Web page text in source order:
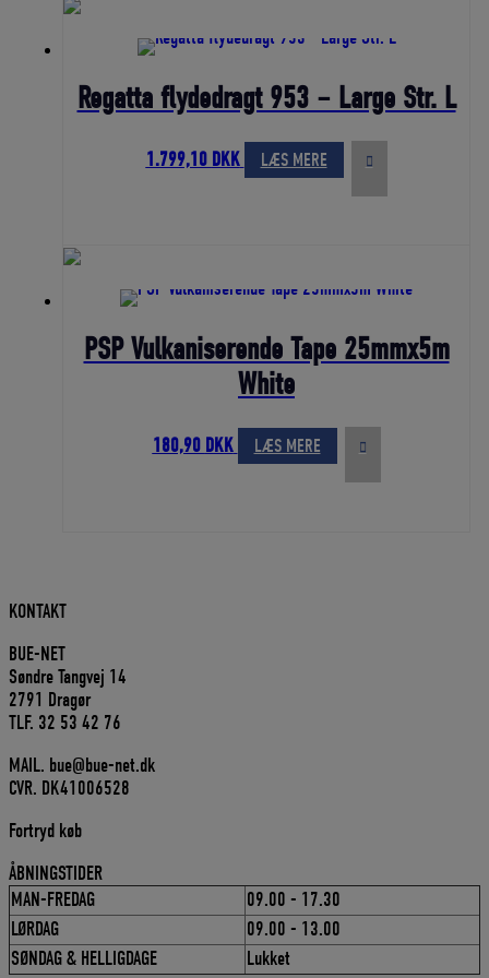
Regatta flydedragt 953 – Large Str. L
Den
oprindelige
1.799,10 DKKDen
aktuelle
LÆS MERE
PSP Vulkaniserende Tape 25mmx5m
White
Den
oprindelige
180,90 DKKDen
aktuelle
LÆS MERE
KONTAKT
BUE-NET
Søndre Tangvej 14
2791 Dragør
TLF. 32 53 42 76
MAIL. bue@bue-net.dk
CVR. DK41006528
Fortryd køb
ÅBNINGSTIDER
MAN-FREDAG
09.00 - 17.30
LØRDAG
09.00 - 13.00
SØNDAG & HELLIGDAGE
Lukket